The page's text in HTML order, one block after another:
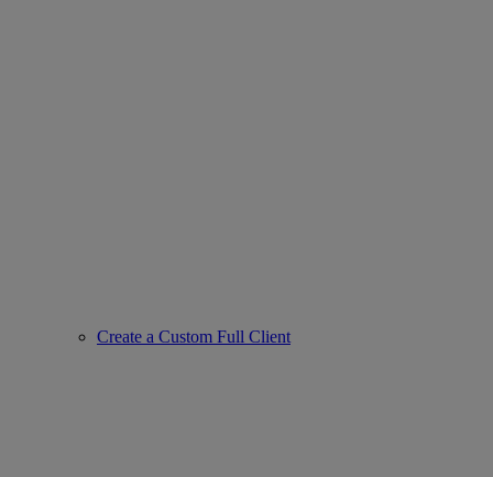
Create a Custom Full Client